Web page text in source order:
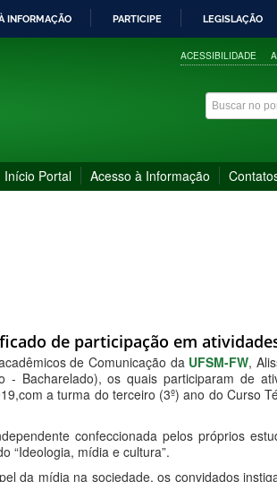
INFORMAÇÃO PARTICIPE LEGISLAÇÃO
ACESSIBILIDADE
Início Portal Acesso à Informação
de participação em
de Comunicação da UFSM-FW,
Bacharelado), os quais participaram de
a turma do terceiro (3º) ano do Curso
confeccionada pelos próprios
“Ideologia, mídia e cultura”.
da mídia na sociedade, os convidados